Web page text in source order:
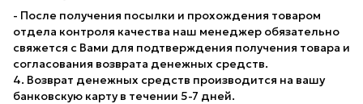
- После получения посылки и прохождения товаром
отдела контроля качества наш менеджер обязательно
свяжется с Вами для подтверждения получения товара и
согласования возврата денежных средств.
4. Возврат денежных средств производится на вашу
банковскую карту в течении 5-7 дней.